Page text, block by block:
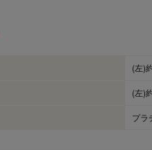
(左)
(左)
プラ